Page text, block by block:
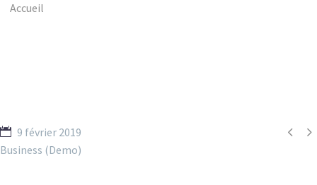
Accueil
 
9 février 2019
Business (Demo)